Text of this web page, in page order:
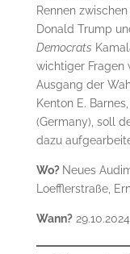
Rennen
Donald Trump
Democrats
wichtiger Fragen
Ausgang der
Kenton E.
(Germany), soll
dazu
Wo? Neues
Loefflerstraße,
Wann?